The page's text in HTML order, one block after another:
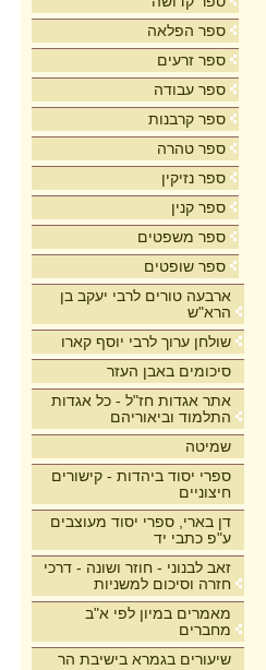
ספר הפלאה
ספר זרעים
ספר עבודה
ספר קרבנות
ספר טהרה
ספר נזיקין
ספר קנין
ספר משפטים
ספר שופטים
ארבעה טורים לרבי יעקב בן
הרא"ש
שולחן ערוך לרבי יוסף קארו
סיכומים באבן העזר
אתר אגדות חז"ל - כל אגדות
התלמוד וביאוריהם
שמיטה
ספרי יסוד ביהדות - קישורים
חיצוניים
דן בארי, ספרי יסוד מעוצבים
ע"פ כתבי יד
זאב לבנוני - חוזר ושונה - דרכי
חזרה וסיכום למשניות
מאמרים במיון לפי א"ב
מחברים
שיעורים בגמרא בישיבת הר